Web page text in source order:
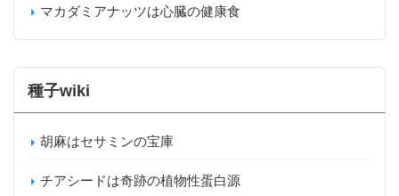
マカダミアナッツは心臓の健康食
種子wiki
胡麻はセサミンの宝庫
チアシードは奇跡の植物性蛋白源